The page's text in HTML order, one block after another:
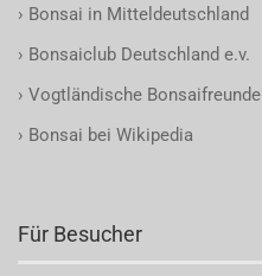
› Bonsai in Mitteldeutschland
› Bonsaiclub Deutschland e.v.
› Vogtländische Bonsaifreunde
› Bonsai bei Wikipedia
Für Besucher